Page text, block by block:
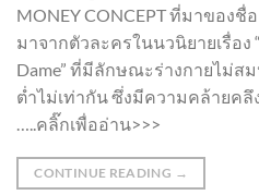
MONEY CONCEPT ที่มาของชื่
มาจากตัวละครในนวนิยายเรื่อง
Dame” ที่มีลักษณะร่างกายไม่ส
ต่ำไม่เท่ากัน ซึ่งมีความคล้ายคลึ
…..คลิ๊กเพื่ออ่าน>>>
CONTINUE READING →